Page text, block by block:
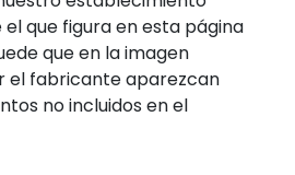
que figura en esta página
que en la imagen
el fabricante aparezcan
no incluidos en el